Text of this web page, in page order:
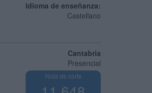
Idioma de enseñanza:
Castellano
Cantabria
Presencial
Nota de corte